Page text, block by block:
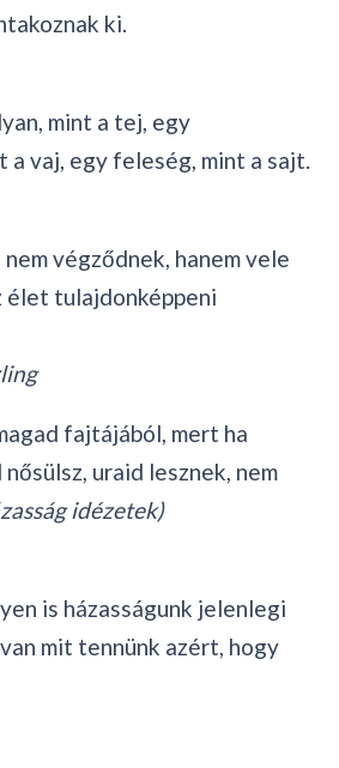
ki.
mint a tej, egy
a vaj, egy feleség, mint a sajt.
végződnek, hanem vele
élet tulajdonképpeni
fajtájából, mert ha
uraid lesznek, nem
idézetek)
is házasságunk jelenlegi
mit tennünk azért, hogy